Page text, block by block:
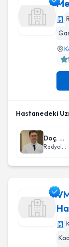
Hastanedeki
Doç. Dr. Mehmet İncedayı
Radyoloji